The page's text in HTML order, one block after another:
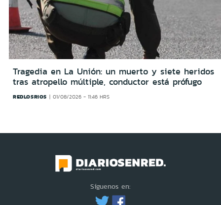
Tragedia en La Unión: un muerto y siete heridos
tras atropello múltiple, conductor está prófugo
REDLOSRIOS 01/08/2026 - 11:46 HRS
Síguenos en: